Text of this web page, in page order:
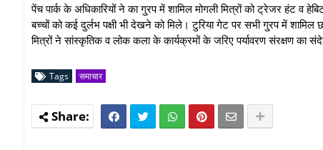
पेंच पार्क के अधिकारियों ने का गु्रप में शामिल मोगली मित्रों को ट्रेजर हंट व
बच्चों को कई दुर्लभ पक्षी भी देखने को मिले। टुरिया गेट पर सभी गु्रप में
मित्रों ने सांस्कृतिक व लोक कला के कार्यक्रमों के जरिए पर्यावरण संरक्षण का
Tags समाचार